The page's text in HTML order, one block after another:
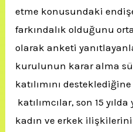
etme konusundaki
farkındalık olduğunu
olarak anketi
kurulunun karar alma
katılımını
katılımcılar, son 15
kadın ve erkek